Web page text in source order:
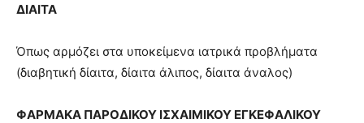
ΔΙΑΙΤΑ
Όπως αρμόζει στα υποκείμενα ιατρικά προβλήματα
(διαβητική δίαιτα, δίαιτα άλιπος, δίαιτα άναλος)
ΦΑΡΜΑΚΑ ΠΑΡΟΔΙΚΟΥ ΙΣΧΑΙΜΙΚΟΥ ΕΓΚΕΦΑΛΙΚΟΥ